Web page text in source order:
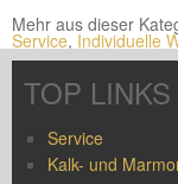
Mehr aus dieser
Service, Individuelle
TOP LINKS
Service
Kalk- und